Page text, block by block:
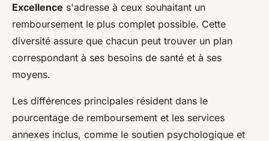
Excellence s'adresse à ceux souhaitant un
remboursement le plus complet possible. Cette
diversité assure que chacun peut trouver un plan
correspondant à ses besoins de santé et à ses
moyens.
Les différences principales résident dans le
pourcentage de remboursement et les services
annexes inclus, comme le soutien psychologique et